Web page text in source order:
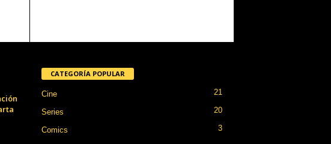
CATEGORÍA POPULAR
Cine 21
Series 20
Comics 3